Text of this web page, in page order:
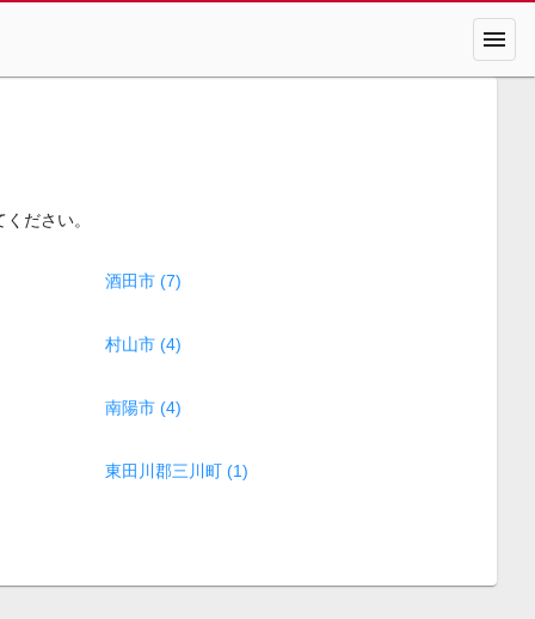
menu
ださい。
酒田市 (7)
村山市 (4)
南陽市 (4)
東田川郡三川町 (1)